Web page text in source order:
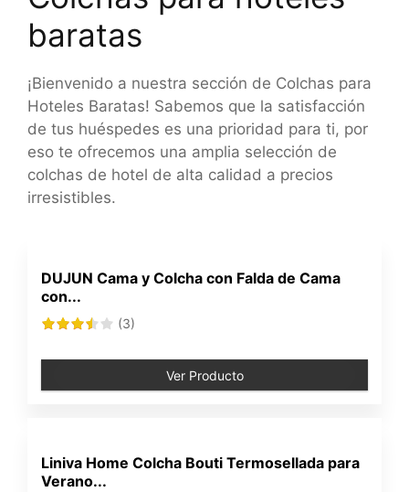
baratas
¡Bienvenido a nuestra sección de Colchas para
Hoteles Baratas! Sabemos que la satisfacción
de tus huéspedes es una prioridad para ti, por
eso te ofrecemos una amplia selección de
colchas de hotel de alta calidad a precios
irresistibles.
DUJUN Cama y Colcha con Falda de Cama
con...
(3)
Ver Producto
Liniva Home Colcha Bouti Termosellada para
Verano...